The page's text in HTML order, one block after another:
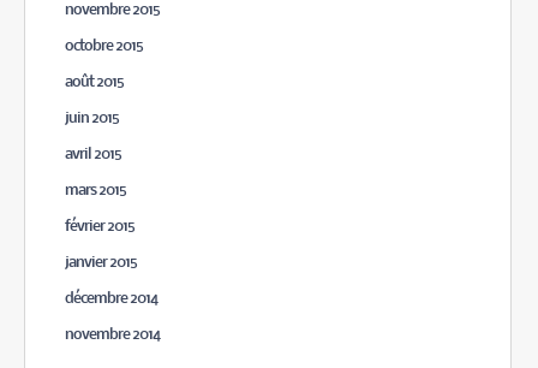
novembre 2015
octobre 2015
août 2015
juin 2015
avril 2015
mars 2015
février 2015
janvier 2015
décembre 2014
novembre 2014